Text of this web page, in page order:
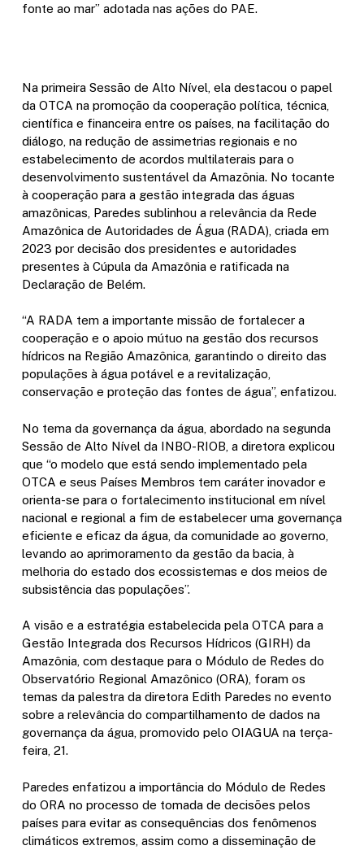
fonte ao mar” adotada nas ações do PAE.
Na primeira Sessão de Alto Nível, ela destacou o papel
da OTCA na promoção da cooperação política, técnica,
científica e financeira entre os países, na facilitação do
diálogo, na redução de assimetrias regionais e no
estabelecimento de acordos multilaterais para o
desenvolvimento sustentável da Amazônia. No tocante
à cooperação para a gestão integrada das águas
amazônicas, Paredes sublinhou a relevância da Rede
Amazônica de Autoridades de Água (RADA), criada em
2023 por decisão dos presidentes e autoridades
presentes à Cúpula da Amazônia e ratificada na
Declaração de Belém.
“A RADA tem a importante missão de fortalecer a
cooperação e o apoio mútuo na gestão dos recursos
hídricos na Região Amazônica, garantindo o direito das
populações à água potável e a revitalização,
conservação e proteção das fontes de água”, enfatizou.
No tema da governança da água, abordado na segunda
Sessão de Alto Nível da INBO-RIOB, a diretora explicou
que “o modelo que está sendo implementado pela
OTCA e seus Países Membros tem caráter inovador e
orienta-se para o fortalecimento institucional em nível
nacional e regional a fim de estabelecer uma governança
eficiente e eficaz da água, da comunidade ao governo,
levando ao aprimoramento da gestão da bacia, à
melhoria do estado dos ecossistemas e dos meios de
subsistência das populações”.
A visão e a estratégia estabelecida pela OTCA para a
Gestão Integrada dos Recursos Hídricos (GIRH) da
Amazônia, com destaque para o Módulo de Redes do
Observatório Regional Amazônico (ORA), foram os
temas da palestra da diretora Edith Paredes no evento
sobre a relevância do compartilhamento de dados na
governança da água, promovido pelo OIAGUA na terça-
feira, 21.
Paredes enfatizou a importância do Módulo de Redes
do ORA no processo de tomada de decisões pelos
países para evitar as consequências dos fenômenos
climáticos extremos, assim como a disseminação de